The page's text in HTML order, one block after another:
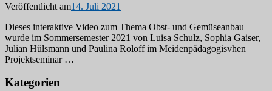
Veröffentlicht am14. Juli 2021
Dieses interaktive Video zum Thema Obst- und Gemüseanbau
wurde im Sommersemester 2021 von Luisa Schulz, Sophia Gaiser,
Julian Hülsmann und Paulina Roloff im Meidenpädagogisvhen
Projektseminar …
Kategorien